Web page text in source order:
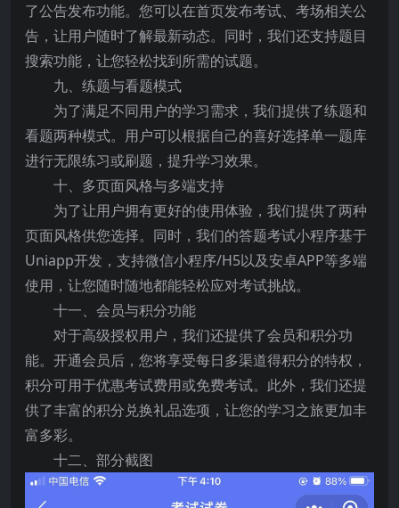
了公告发布功能。您可以在首页发布考试、考场相关公
告，让用户随时了解最新动态。同时，我们还支持题目
搜索功能，让您轻松找到所需的试题。
九、练题与看题模式
为了满足不同用户的学习需求，我们提供了练题和
看题两种模式。用户可以根据自己的喜好选择单一题库
进行无限练习或刷题，提升学习效果。
十、多页面风格与多端支持
为了让用户拥有更好的使用体验，我们提供了两种
页面风格供您选择。同时，我们的答题考试小程序基于
Uniapp开发，支持微信小程序/H5以及安卓APP等多端
使用，让您随时随地都能轻松应对考试挑战。
十一、会员与积分功能
对于高级授权用户，我们还提供了会员和积分功
能。开通会员后，您将享受每日多渠道得积分的特权，
积分可用于优惠考试费用或免费考试。此外，我们还提
供了丰富的积分兑换礼品选项，让您的学习之旅更加丰
富多彩。
十二、部分截图